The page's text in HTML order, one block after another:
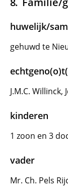
huwelijk/
gehuwd te
J.M.C.
kinderen
1 zoon en 3
vader
Mr. Ch. Pels